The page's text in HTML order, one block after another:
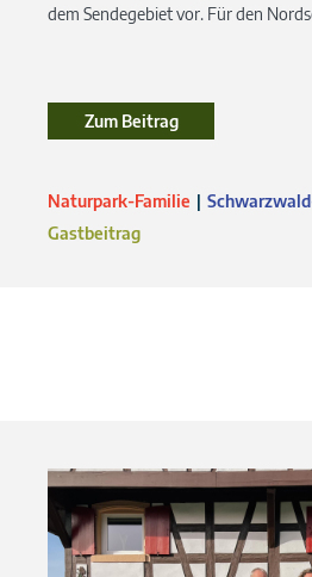
dem Sendegebiet vor. Für den
Zum BeitragZum Beitrag
Naturpark-Familie
Gastbeitrag